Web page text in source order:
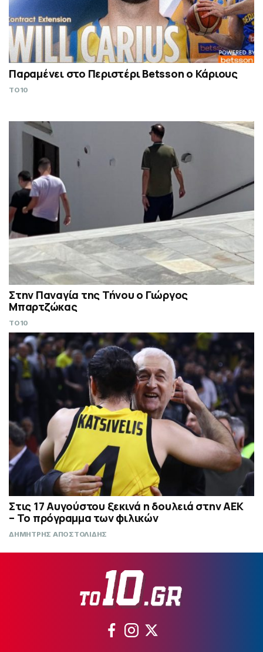
Παραμένει στο Περιστέρι Betsson ο Κάριους
TO10
Στην Παναγία της Τήνου ο Γιώργος
Μπαρτζώκας
TO10
Στις 17 Αυγούστου ξεκινά η δουλειά στην ΑΕΚ
– Το πρόγραμμα των φιλικών
ΔΗΜΗΤΡΗΣ ΑΠΟΣΤΟΛΙΔΗΣ